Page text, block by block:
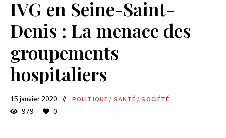
IVG en Seine-Saint-
Denis : La menace des
groupements
hospitaliers
15 janvier 2020 POLITIQUE / SANTÉ / SOCIÉTÉ
979 0